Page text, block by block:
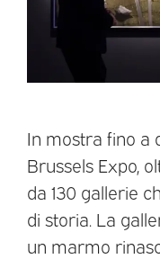
In mostra fino a
Brussels Expo,
da 130 gallerie
di storia. La
un marmo